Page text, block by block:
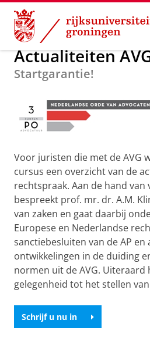
Skip
Content
Skip
Navigation
Over ons
Actualiteiten
Startgarantie!
Voor juristen die met de AVG
cursus een overzicht van de
rechtspraak. Aan de hand van
bespreekt prof. mr. dr. A.M.
van zaken en gaat daarbij
Europese en Nederlandse
sanctiebesluiten van de AP en
ontwikkelingen in de duiding
normen uit de AVG. Uiteraard
gelegenheid tot het stellen
Schrijf u nu in